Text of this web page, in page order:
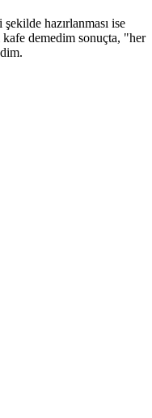
hazırlanması ise
demedim sonuçta, "her